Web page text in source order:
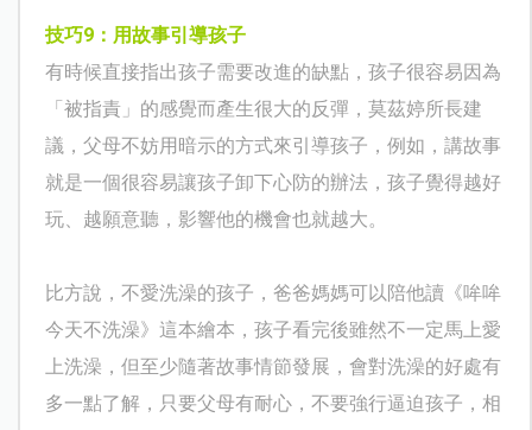
技巧9：用故事引導孩子
有時候直接指出孩子需要改進的缺點，孩子很容易因為
「被指責」的感覺而產生很大的反彈，莫茲婷所長建
議，父母不妨用暗示的方式來引導孩子，例如，講故事
就是一個很容易讓孩子卸下心防的辦法，孩子覺得越好
玩、越願意聽，影響他的機會也就越大。
比方說，不愛洗澡的孩子，爸爸媽媽可以陪他讀《哞哞
今天不洗澡》這本繪本，孩子看完後雖然不一定馬上愛
上洗澡，但至少隨著故事情節發展，會對洗澡的好處有
多一點了解，只要父母有耐心，不要強行逼迫孩子，相